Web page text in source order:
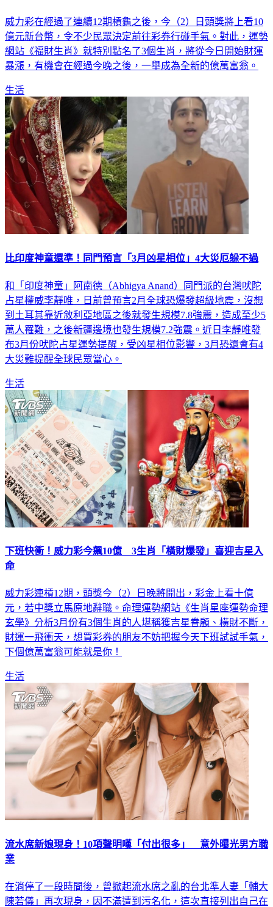
威力彩在經過了連續12期槓龜之後，今（2）日頭獎將上看10
億元新台幣，令不少民眾決定前往彩券行碰手氣。對此，運勢
網站《福財生肖》就特別點名了3個生肖，將從今日開始財運
暴漲，有機會在經過今晚之後，一舉成為全新的億萬富翁。
生活
比印度神童還準！同門預言「3月凶星相位」4大災厄躲不過
和「印度神童」阿南德（Abhigya Anand）同門派的台灣吠陀
占星權威李靜唯，日前曾預言2月全球恐爆發超級地震，沒想
到土耳其靠近敘利亞地區之後就發生規模7.8強震，造成至少5
萬人罹難，之後新疆邊境也發生規模7.2強震。近日李靜唯發
布3月份吠陀占星運勢提醒，受凶星相位影響，3月恐還會有4
大災難提醒全球民眾當心。
生活
下班快衝！威力彩今飆10億 3生肖「橫財爆發」喜迎吉星入
命
威力彩連槓12期，頭獎今（2）日晚將開出，彩金上看十億
元，若中獎立馬原地辭職。命理運勢網站《生肖星座運勢命理
玄學》分析3月份有3個生肖的人堪稱獲吉星眷顧、橫財不斷，
財運一飛衝天，想買彩券的朋友不妨把握今天下班試試手氣，
下個億萬富翁可能就是你！
生活
流水席新娘現身！10項聲明嘆「付出很多」 意外曝光男方職
業
在消停了一段時間後，曾掀起流水席之亂的台北準人妻「輔大
陳若儀」再次現身，因不滿遭到污名化，這次直接列出自己在